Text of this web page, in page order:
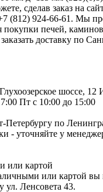
сделав заказ на
(812) 924-66-61. Мы
покупки печей,
доставку по
шоссе, 12
Пт с 10:00 до 15:00
Петербургу по
- уточняйте у
или картой
или картой
ул. Ленсовета 43.